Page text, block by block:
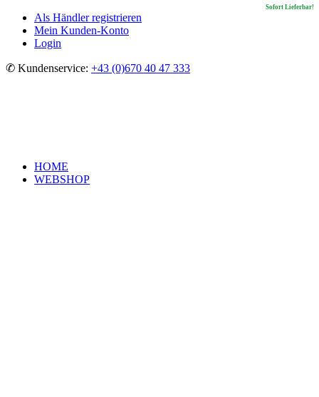
Als Händler registrieren
Mein Kunden-Konto
Login
✆ Kundenservice: +43 (0)670 40 47 333
HOME
WEBSHOP
Sofort Lieferbar!
Sofort Lieferbar!
Sofort Lieferbar!
Sofort Lieferbar!